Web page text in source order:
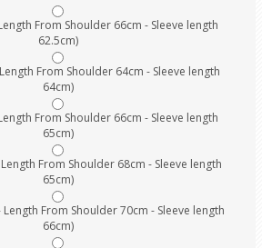
From Shoulder 66cm - Sleeve length
62.5cm)
From Shoulder 64cm - Sleeve length
64cm)
From Shoulder 66cm - Sleeve length
65cm)
From Shoulder 68cm - Sleeve length
65cm)
Length From Shoulder 70cm - Sleeve length
66cm)